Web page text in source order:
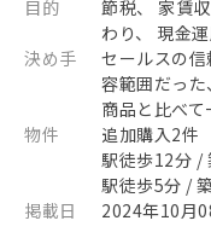
目的
節税、 家賃
わり、 現金
決め手
セールスの
容範囲だっ
商品と比べ
物件
追加購入2件
駅徒歩12分 /
駅徒歩5分 /
掲載日
2024年10月